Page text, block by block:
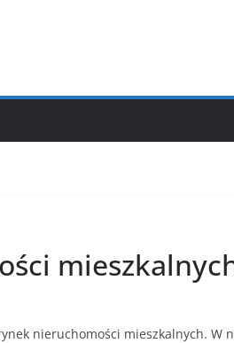
nieruchomości mieszkalnych. W